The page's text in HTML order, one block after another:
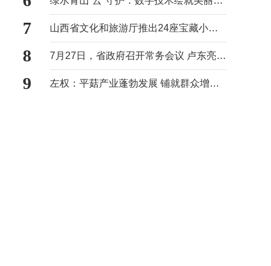
7 山西省文化和旅游厅推出24座宝藏小城慢游清单 推动旅游从打卡观光向沉浸式体验转型
8 7月27日，省政府召开常务会议 卢东亮主持
9 左权：平菇产业蓬勃发展 铺就群众增收致富路